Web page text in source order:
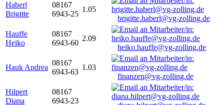
Haberl
Brigitte
08167
6943-25
1.05
brigitte.haberl@vg-zolling.de
Hauffe
Heiko
08167
6943-60
2.09
heiko.hauffe@vg-zolling.de
Hauk Andrea
08167
6943-63
1.03
finanzen@vg-zolling.de
Hilpert
Diana
08167
6943-23